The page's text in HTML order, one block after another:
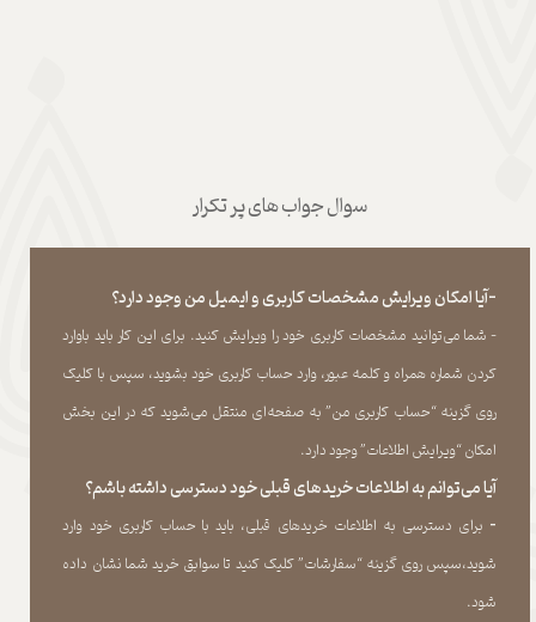
سوال جواب های پر تکرار
-آیا امکان ویرایش مشخصات کاربری و ایمیل من وجود دارد؟
- شما می‏‌توانید مشخصات کاربری خود را ویرایش کنید. برای این کار باید باوارد
کردن شماره همراه و کلمه عبور، وارد حساب کاربری خود بشوید، سپس با کلیک
روی گزینه “حساب کاربری من” به صفحه‏‌ای منتقل می‏‌شوید که در این بخش
امکان “ویرایش اطلاعات” وجود دارد.​​​​​​​
آیا می‌‏توانم به اطلاعات خریدهای قبلی خود دسترسی داشته باشم؟
​​​​​​​- برای دسترسی به اطلاعات خریدهای قبلی، باید با حساب کاربری خود وارد
شوید،سپس روی گزینه “سفارشات” کلیک کنید تا سوابق خرید شما نشان داده
‏شود.​​​​​​​